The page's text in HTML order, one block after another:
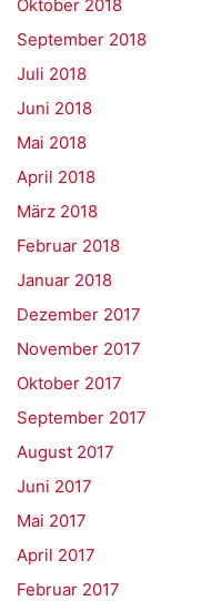
Oktober 2018
September 2018
Juli 2018
Juni 2018
Mai 2018
April 2018
März 2018
Februar 2018
Januar 2018
Dezember 2017
November 2017
Oktober 2017
September 2017
August 2017
Juni 2017
Mai 2017
April 2017
Februar 2017